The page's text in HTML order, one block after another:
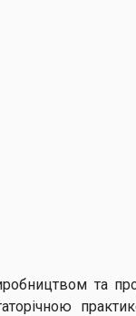
та